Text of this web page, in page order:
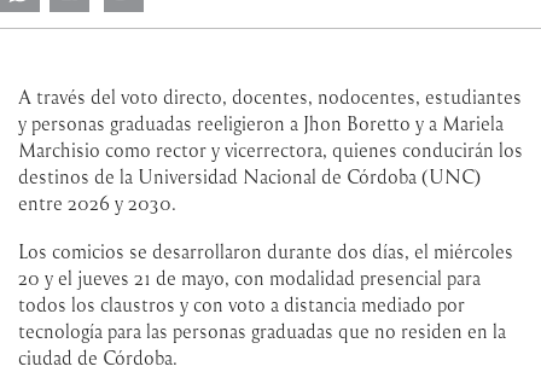
A través del voto directo, docentes, nodocentes, estudiantes
y personas graduadas reeligieron a Jhon Boretto y a Mariela
Marchisio como rector y vicerrectora, quienes conducirán los
destinos de la Universidad Nacional de Córdoba (UNC)
entre 2026 y 2030.
Los comicios se desarrollaron durante dos días, el miércoles
20 y el jueves 21 de mayo, con modalidad presencial para
todos los claustros y con voto a distancia mediado por
tecnología para las personas graduadas que no residen en la
ciudad de Córdoba.